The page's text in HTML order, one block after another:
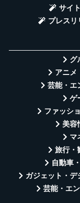
サイ
プレスリ
グ
アニメ
芸能・エ
ゲ
ファッシ
美容
マ
旅行・
自動車
ガジェット・デ
芸能・エ